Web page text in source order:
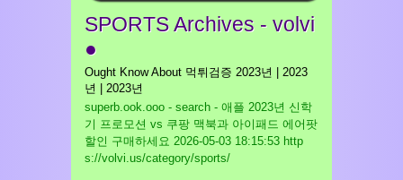
SPORTS Archives - volvi
●
Ought Know About 먹튀검증 2023년 | 2023
년 | 2023년
superb.ook.ooo - search - 애플 2023년 신학
기 프로모션 vs 쿠팡 맥북과 아이패드 에어팟
할인 구매하세요 2026-05-03 18:15:53 http
s://volvi.us/category/sports/